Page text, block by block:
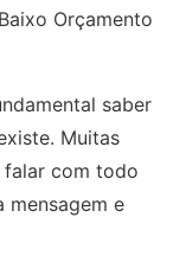
Orçamento
saber
Muitas
falar com todo
mensagem e